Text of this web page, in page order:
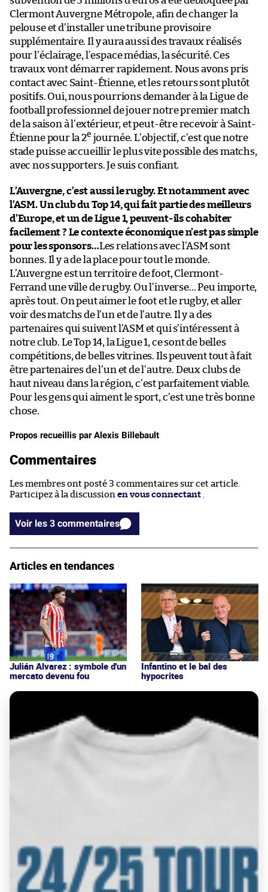
Clermont Auvergne Métropole, afin de changer la
pelouse et d’installer une tribune provisoire
supplémentaire. Il y aura aussi des travaux réalisés
pour l’éclairage, l’espace médias, la sécurité. Ces
travaux vont démarrer rapidement. Nous avons pris
contact avec Saint-Étienne, et les retours sont plutôt
positifs. Oui, nous pourrions demander à la Ligue de
football professionnel de jouer notre premier match
de la saison à l’extérieur, et peut-être recevoir à Saint-
Étienne pour la 2e journée. L’objectif, c’est que notre
stade puisse accueillir le plus vite possible des matchs,
avec nos supporters. Je suis confiant.
L’Auvergne, c’est aussi le rugby. Et notamment avec
l’ASM. Un club du Top 14, qui fait partie des meilleurs
d’Europe, et un de Ligue 1, peuvent-ils cohabiter
facilement ? Le contexte économique n’est pas simple
pour les sponsors…Les relations avec l’ASM sont
bonnes. Il y a de la place pour tout le monde.
L’Auvergne est un territoire de foot, Clermont-
Ferrand une ville de rugby. Ou l’inverse… Peu importe,
après tout. On peut aimer le foot et le rugby, et aller
voir des matchs de l’un et de l’autre. Il y a des
partenaires qui suivent l’ASM et qui s’intéressent à
notre club. Le Top 14, la Ligue 1, ce sont de belles
compétitions, de belles vitrines. Ils peuvent tout à fait
être partenaires de l’un et de l’autre. Deux clubs de
haut niveau dans la région, c’est parfaitement viable.
Pour les gens qui aiment le sport, c’est une très bonne
chose.
Propos recueillis par Alexis Billebault
Commentaires
Les membres ont posté 3 commentaires sur cet article.
Participez à la discussion en vous connectant
Voir les 3 commentaires
Articles en tendances
Julián Alvarez : symbole d'un
mercato devenu fou
Infantino et le bal des
hypocrites